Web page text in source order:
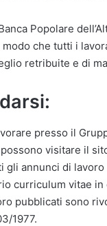
Popolare
che tutti i
retribuite e di
presso il
visitare il
gli annunci di
curriculum vitae
pubblicati sono
1977.